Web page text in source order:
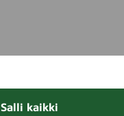
Salli kaikki